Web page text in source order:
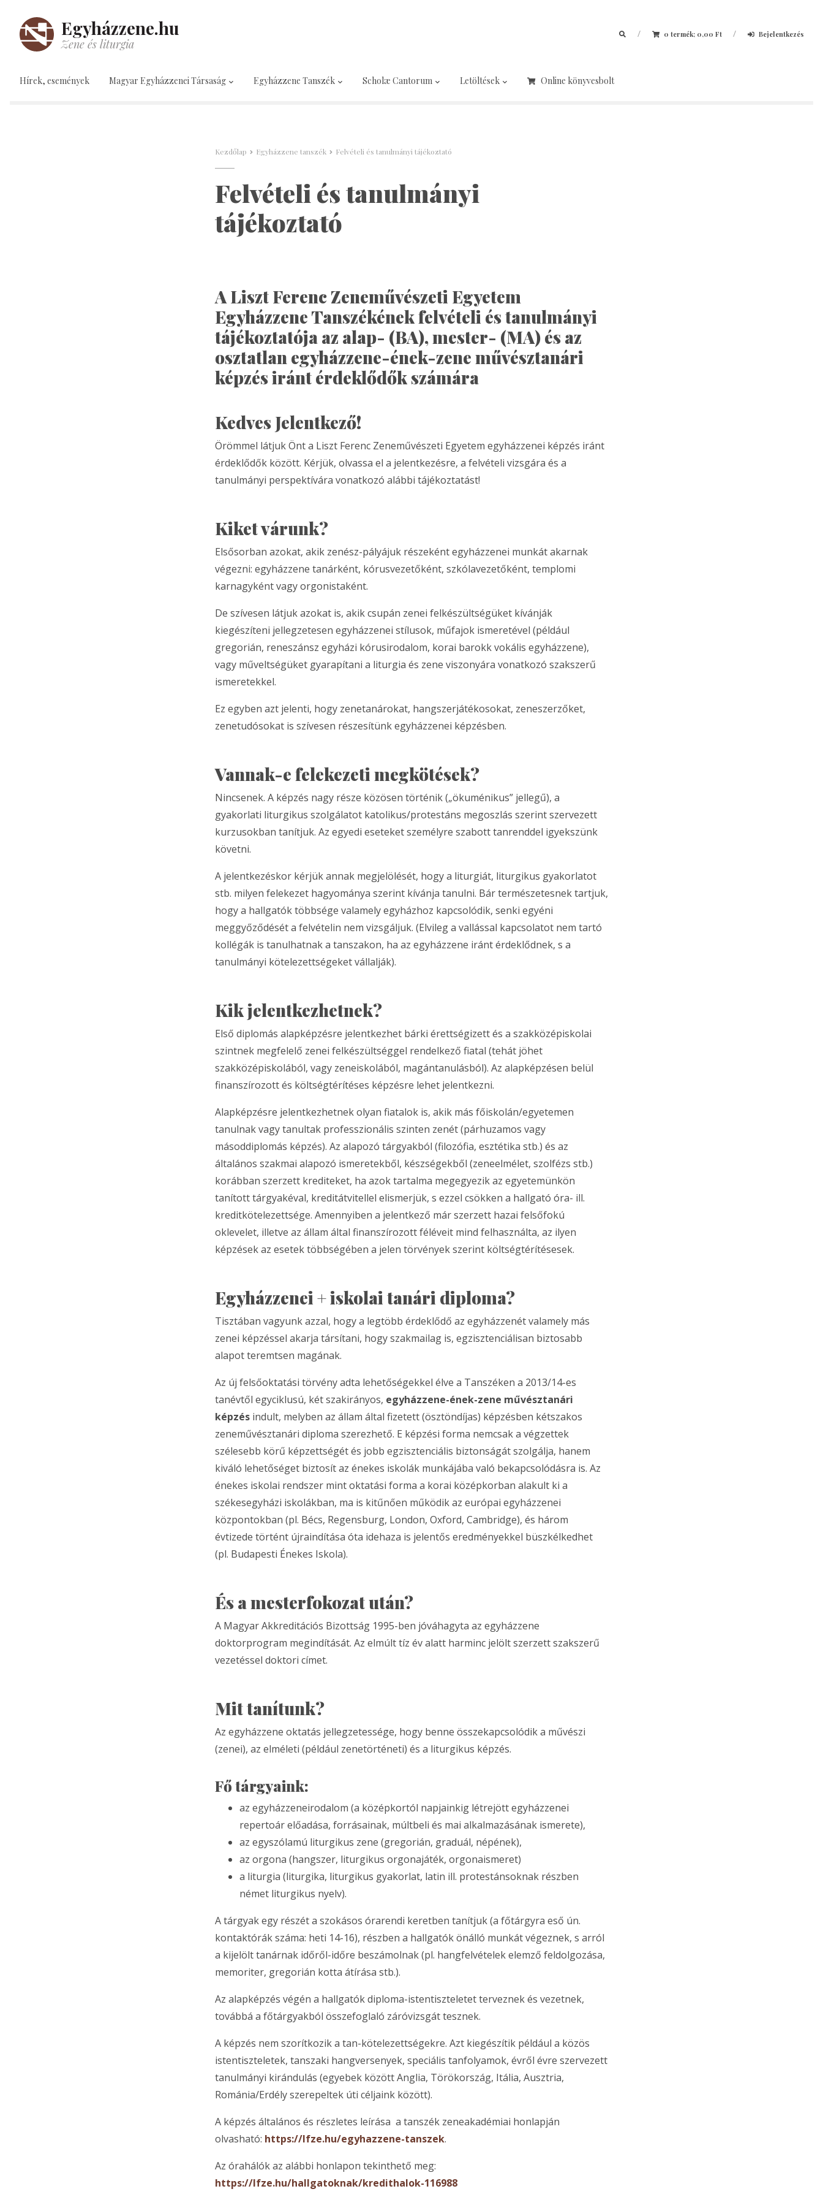
Egyházzene.hu
Zene és liturgia
/ 0 termék; 0,00 Ft / Bejelentkezés
Hírek, események Magyar Egyházzenei Társaság Egyházzene Tanszék Scholæ Cantorum Letöltések Online könyvesbolt
Kezdőlap Egyházzene tanszék Felvételi és tanulmányi tájékoztató
Felvételi és tanulmányi
tájékoztató
A Liszt Ferenc Zeneművészeti Egyetem
Egyházzene Tanszékének felvételi és tanulmányi
tájékoztatója az alap- (BA), mester- (MA) és az
osztatlan egyházzene-ének-zene művésztanári
képzés iránt érdeklődők számára
Kedves Jelentkező!
Örömmel látjuk Önt a Liszt Ferenc Zeneművészeti Egyetem egyházzenei képzés iránt
érdeklődők között. Kérjük, olvassa el a jelentkezésre, a felvételi vizsgára és a
tanulmányi perspektívára vonatkozó alábbi tájékoztatást!
Kiket várunk?
Elsősorban azokat, akik zenész-pályájuk részeként egyházzenei munkát akarnak
végezni: egyházzene tanárként, kórusvezetőként, szkólavezetőként, templomi
karnagyként vagy orgonistaként.
De szívesen látjuk azokat is, akik csupán zenei felkészültségüket kívánják
kiegészíteni jellegzetesen egyházzenei stílusok, műfajok ismeretével (például
gregorián, reneszánsz egyházi kórusirodalom, korai barokk vokális egyházzene),
vagy műveltségüket gyarapítani a liturgia és zene viszonyára vonatkozó szakszerű
ismeretekkel.
Ez egyben azt jelenti, hogy zenetanárokat, hangszerjátékosokat, zeneszerzőket,
zenetudósokat is szívesen részesítünk egyházzenei képzésben.
Vannak-e felekezeti megkötések?
Nincsenek. A képzés nagy része közösen történik („ökuménikus” jellegű), a
gyakorlati liturgikus szolgálatot katolikus/protestáns megoszlás szerint szervezett
kurzusokban tanítjuk. Az egyedi eseteket személyre szabott tanrenddel igyekszünk
követni.
A jelentkezéskor kérjük annak megjelölését, hogy a liturgiát, liturgikus gyakorlatot
stb. milyen felekezet hagyománya szerint kívánja tanulni. Bár természetesnek tartjuk,
hogy a hallgatók többsége valamely egyházhoz kapcsolódik, senki egyéni
meggyőződését a felvételin nem vizsgáljuk. (Elvileg a vallással kapcsolatot nem tartó
kollégák is tanulhatnak a tanszakon, ha az egyházzene iránt érdeklődnek, s a
tanulmányi kötelezettségeket vállalják).
Kik jelentkezhetnek?
Első diplomás alapképzésre jelentkezhet bárki érettségizett és a szakközépiskolai
szintnek megfelelő zenei felkészültséggel rendelkező fiatal (tehát jöhet
szakközépiskolából, vagy zeneiskolából, magántanulásból). Az alapképzésen belül
finanszírozott és költségtérítéses képzésre lehet jelentkezni.
Alapképzésre jelentkezhetnek olyan fiatalok is, akik más főiskolán/egyetemen
tanulnak vagy tanultak professzionális szinten zenét (párhuzamos vagy
másoddiplomás képzés). Az alapozó tárgyakból (filozófia, esztétika stb.) és az
általános szakmai alapozó ismeretekből, készségekből (zeneelmélet, szolfézs stb.)
korábban szerzett krediteket, ha azok tartalma megegyezik az egyetemünkön
tanított tárgyakéval, kreditátvitellel elismerjük, s ezzel csökken a hallgató óra- ill.
kreditkötelezettsége. Amennyiben a jelentkező már szerzett hazai felsőfokú
oklevelet, illetve az állam által finanszírozott féléveit mind felhasználta, az ilyen
képzések az esetek többségében a jelen törvények szerint költségtérítésesek.
Egyházzenei + iskolai tanári diploma?
Tisztában vagyunk azzal, hogy a legtöbb érdeklődő az egyházzenét valamely más
zenei képzéssel akarja társítani, hogy szakmailag is, egzisztenciálisan biztosabb
alapot teremtsen magának.
Az új felsőoktatási törvény adta lehetőségekkel élve a Tanszéken a 2013/14-es
tanévtől egyciklusú, két szakirányos, egyházzene-ének-zene művésztanári
képzés indult, melyben az állam által fizetett (ösztöndíjas) képzésben kétszakos
zeneművésztanári diploma szerezhető. E képzési forma nemcsak a végzettek
szélesebb körű képzettségét és jobb egzisztenciális biztonságát szolgálja, hanem
kiváló lehetőséget biztosít az énekes iskolák munkájába való bekapcsolódásra is. Az
énekes iskolai rendszer mint oktatási forma a korai középkorban alakult ki a
székesegyházi iskolákban, ma is kitűnően működik az európai egyházzenei
központokban (pl. Bécs, Regensburg, London, Oxford, Cambridge), és három
évtizede történt újraindítása óta idehaza is jelentős eredményekkel büszkélkedhet
(pl. Budapesti Énekes Iskola).
És a mesterfokozat után?
A Magyar Akkreditációs Bizottság 1995-ben jóváhagyta az egyházzene
doktorprogram megindítását. Az elmúlt tíz év alatt harminc jelölt szerzett szakszerű
vezetéssel doktori címet.
Mit tanítunk?
Az egyházzene oktatás jellegzetessége, hogy benne összekapcsolódik a művészi
(zenei), az elméleti (például zenetörténeti) és a liturgikus képzés.
Fő tárgyaink:
az egyházzeneirodalom (a középkortól napjainkig létrejött egyházzenei
repertoár előadása, forrásainak, múltbeli és mai alkalmazásának ismerete),
az egyszólamú liturgikus zene (gregorián, graduál, népének),
az orgona (hangszer, liturgikus orgonajáték, orgonaismeret)
a liturgia (liturgika, liturgikus gyakorlat, latin ill. protestánsoknak részben
német liturgikus nyelv).
A tárgyak egy részét a szokásos órarendi keretben tanítjuk (a főtárgyra eső ún.
kontaktórák száma: heti 14-16), részben a hallgatók önálló munkát végeznek, s arról
a kijelölt tanárnak időről-időre beszámolnak (pl. hangfelvételek elemző feldolgozása,
memoriter, gregorián kotta átírása stb.).
Az alapképzés végén a hallgatók diploma-istentiszteletet terveznek és vezetnek,
továbbá a főtárgyakból összefoglaló záróvizsgát tesznek.
A képzés nem szorítkozik a tan-kötelezettségekre. Azt kiegészítik például a közös
istentiszteletek, tanszaki hangversenyek, speciális tanfolyamok, évről évre szervezett
tanulmányi kirándulás (egyebek között Anglia, Törökország, Itália, Ausztria,
Románia/Erdély szerepeltek úti céljaink között).
A képzés általános és részletes leírása a tanszék zeneakadémiai honlapján
olvasható: https://lfze.hu/egyhazzene-tanszek.
Az órahálók az alábbi honlapon tekinthető meg:
https://lfze.hu/hallgatoknak/kredithalok-116988